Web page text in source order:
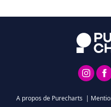
A propos de Purecharts |